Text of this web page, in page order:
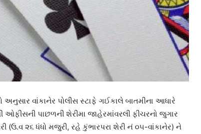
અનુસાર વાંકાનેર પોલીસ સ્ટાફે ગઈકાલે બાતમીના આધારે
ઓફીસની પાછળની શેરીમા જાહેરમાંવરલી ફીચરનો જુગાર
(ઉ.વ ૨૬ ધંધો મજુરી, રહે કુંભારપરા શેરી નં ૦૫-વાંકાનેર) ને